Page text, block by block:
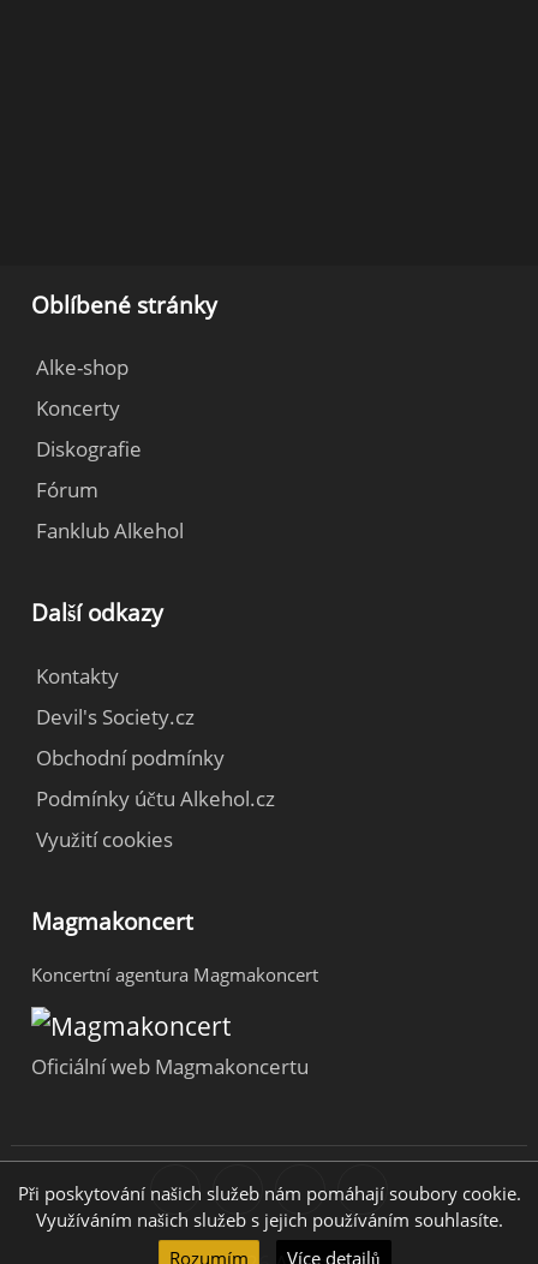
Oblíbené stránky
Alke-shop
Koncerty
Diskografie
Fórum
Fanklub Alkehol
Další odkazy
Kontakty
Devil's Society.cz
Obchodní podmínky
Podmínky účtu Alkehol.cz
Využití cookies
Magmakoncert
Koncertní agentura Magmakoncert
Oficiální web Magmakoncertu
Při poskytování našich služeb nám pomáhají soubory cookie.
Využíváním našich služeb s jejich používáním souhlasíte.
Rozumím
Více detailů